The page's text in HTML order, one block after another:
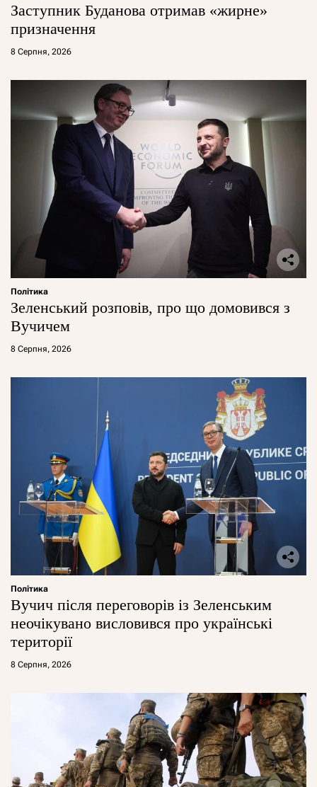
Заступник Буданова отримав «жирне»
призначення
8 Серпня, 2026
Політика
Зеленський розповів, про що домовився з
Вучичем
8 Серпня, 2026
Політика
Вучич після переговорів із Зеленським
неочікувано висловився про українські
території
8 Серпня, 2026